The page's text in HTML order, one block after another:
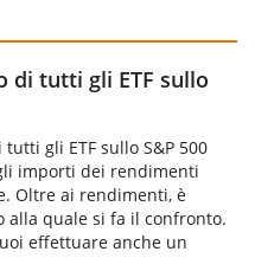
di tutti gli ETF sullo
gli ETF sullo S&P 500
importi dei rendimenti
Oltre ai rendimenti, è
quale si fa il confronto.
effettuare anche un